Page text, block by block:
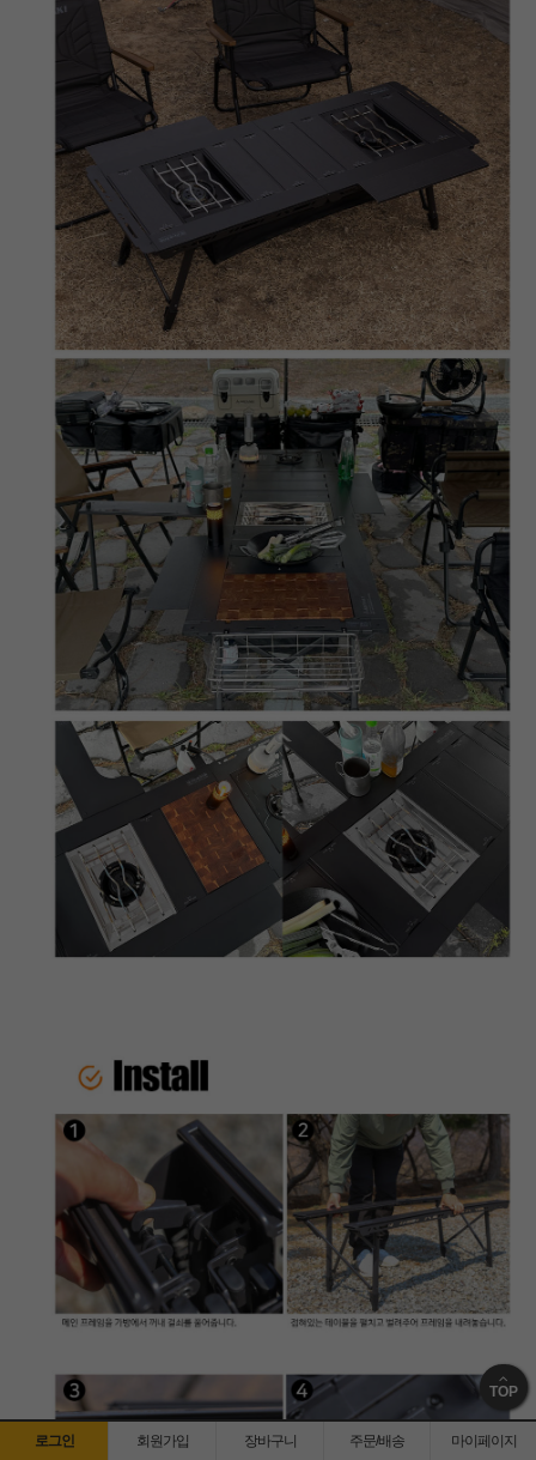
TOP
로그인 회원가입 장바구니 주문/배송 마이페이지